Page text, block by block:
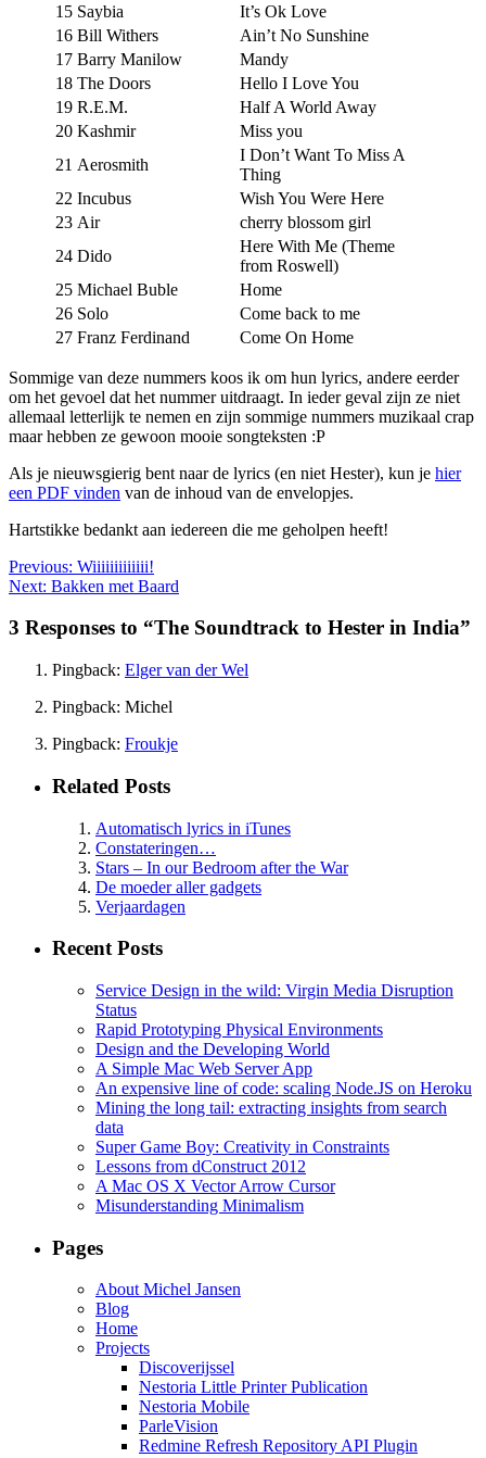
15 Saybia
It’s Ok Love
16 Bill Withers
Ain’t No Sunshine
17 Barry Manilow
Mandy
18 The Doors
Hello I Love You
19 R.E.M.
Half A World Away
20 Kashmir
Miss you
21 Aerosmith
I Don’t Want To Miss A
Thing
22 Incubus
Wish You Were Here
23 Air
cherry blossom girl
24 Dido
Here With Me (Theme
from Roswell)
25 Michael Buble
Home
26 Solo
Come back to me
27 Franz Ferdinand Come On Home
Sommige van deze nummers koos ik om hun lyrics, andere eerder
om het gevoel dat het nummer uitdraagt. In ieder geval zijn ze niet
allemaal letterlijk te nemen en zijn sommige nummers muzikaal crap
maar hebben ze gewoon mooie songteksten :P
Als je nieuwsgierig bent naar de lyrics (en niet Hester), kun je hier
een PDF vinden van de inhoud van de envelopjes.
Hartstikke bedankt aan iedereen die me geholpen heeft!
Previous: Wiiiiiiiiiiiii!
Next: Bakken met Baard
3 Responses to “The Soundtrack to Hester in India”
Pingback: Elger van der Wel
Pingback: Michel
Pingback: Froukje
Related Posts
Automatisch lyrics in iTunes
Constateringen…
Stars – In our Bedroom after the War
De moeder aller gadgets
Verjaardagen
Recent Posts
Service Design in the wild: Virgin Media Disruption
Status
Rapid Prototyping Physical Environments
Design and the Developing World
A Simple Mac Web Server App
An expensive line of code: scaling Node.JS on Heroku
Mining the long tail: extracting insights from search
data
Super Game Boy: Creativity in Constraints
Lessons from dConstruct 2012
A Mac OS X Vector Arrow Cursor
Misunderstanding Minimalism
Pages
About Michel Jansen
Blog
Home
Projects
Discoverijssel
Nestoria Little Printer Publication
Nestoria Mobile
ParleVision
Redmine Refresh Repository API Plugin